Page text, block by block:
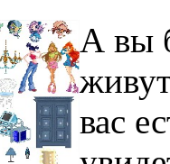
А вы
вас